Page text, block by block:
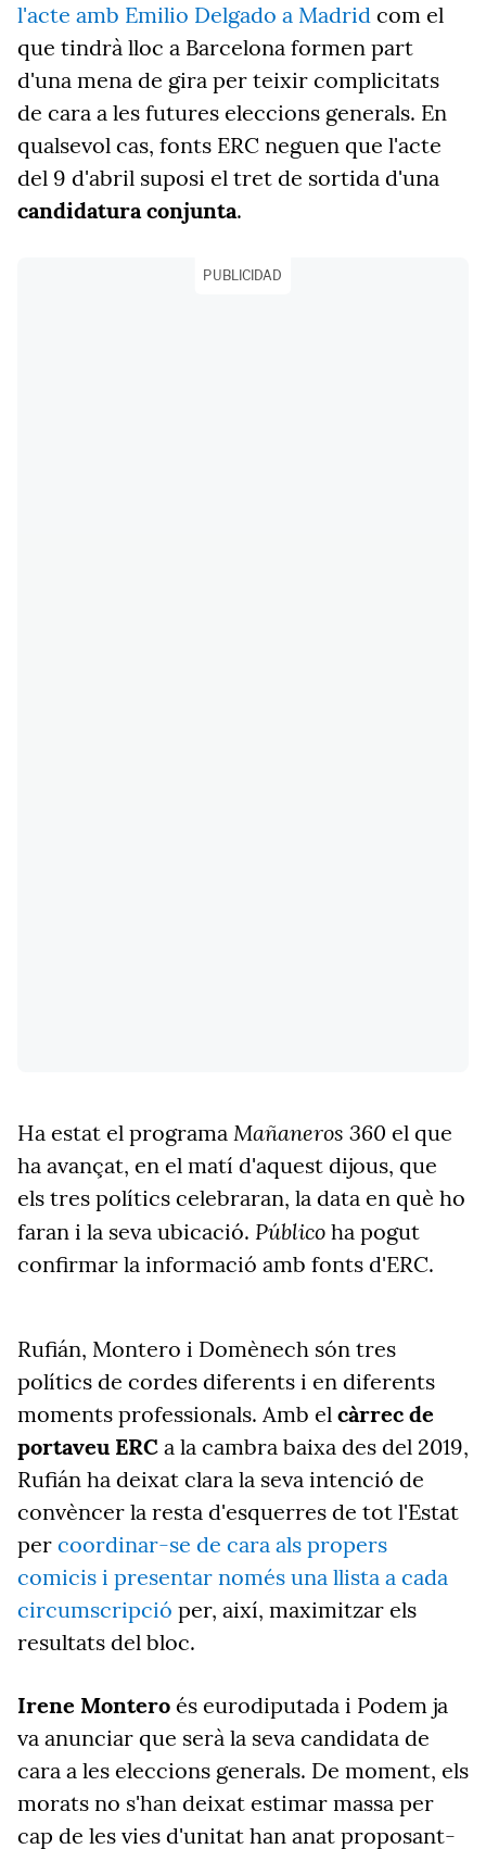
l'acte amb Emilio Delgado a Madrid com el
que tindrà lloc a Barcelona formen part
d'una mena de gira per teixir complicitats
de cara a les futures eleccions generals. En
qualsevol cas, fonts ERC neguen que l'acte
del 9 d'abril suposi el tret de sortida d'una
candidatura conjunta.
PUBLICIDAD
Ha estat el programa Mañaneros 360 el que
ha avançat, en el matí d'aquest dijous, que
els tres polítics celebraran, la data en què ho
faran i la seva ubicació. Público ha pogut
confirmar la informació amb fonts d'ERC.
Rufián, Montero i Domènech són tres
polítics de cordes diferents i en diferents
moments professionals. Amb el càrrec de
portaveu ERC a la cambra baixa des del 2019,
Rufián ha deixat clara la seva intenció de
convèncer la resta d'esquerres de tot l'Estat
per coordinar-se de cara als propers
comicis i presentar només una llista a cada
circumscripció per, així, maximitzar els
resultats del bloc.
Irene Montero és eurodiputada i Podem ja
va anunciar que serà la seva candidata de
cara a les eleccions generals. De moment, els
morats no s'han deixat estimar massa per
cap de les vies d'unitat han anat proposant-